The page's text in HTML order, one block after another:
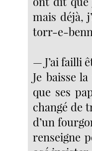
mais déjà,
torr-e-benn
— J’ai failli
Je baisse
que ses
changé de
d’un
renseigne